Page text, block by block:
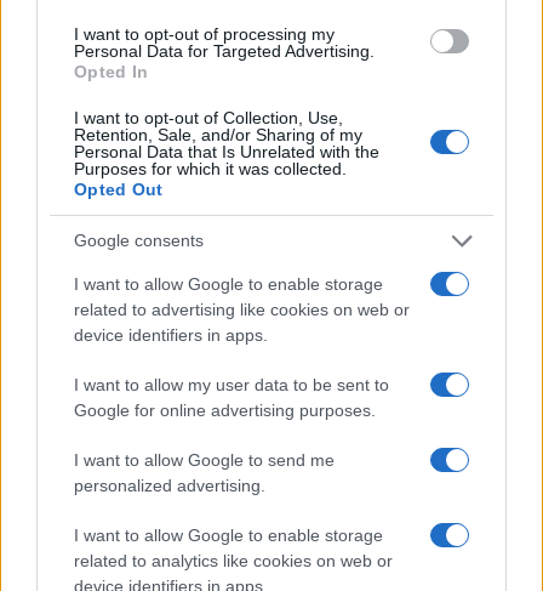
I want to opt-out of processing my
Personal Data for Targeted Advertising.
Opted In
I want to opt-out of Collection, Use,
Retention, Sale, and/or Sharing of my
Personal Data that Is Unrelated with the
Purposes for which it was collected.
Opted Out
Google consents
I want to allow Google to enable storage
related to advertising like cookies on web or
device identifiers in apps.
I want to allow my user data to be sent to
Google for online advertising purposes.
I want to allow Google to send me
personalized advertising.
I want to allow Google to enable storage
related to analytics like cookies on web or
device identifiers in apps.
Il dibattito sull’euro digitale non è soltanto una
questione tecnica, e questo emerge chiaramente
dal numero di emendamenti sul regolamento –
1.500, una cifra straordinariamente alta
per un testo finanziario– che riflette la
polarizzazione politica e la varietà di interessi in
gioco (alcuni legati alla protezione della privacy,
altri alla stabilità finanziaria, altri ancora a visioni
ideologiche divergenti sulla funzione dello Stato
nell’economia).
Il progetto presentato dalla Commissione e
sostenuto da Dombrovskis viene descritto come
un modo per modernizzare i pagamenti europei e
rafforzare la capacità dell’euro di competere
nell’era digitale, garantendo potenzialmente